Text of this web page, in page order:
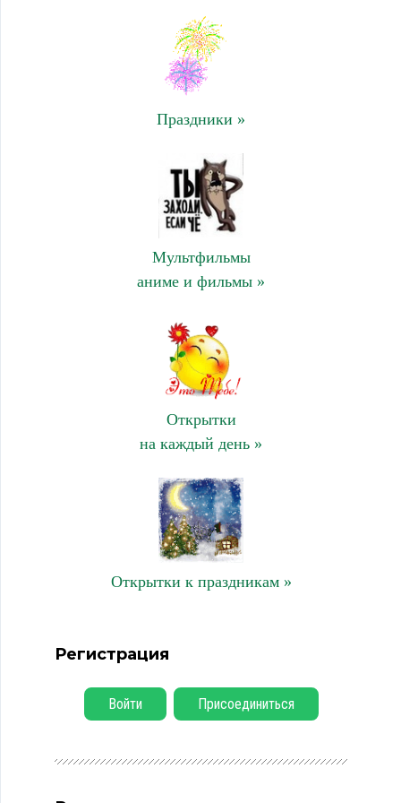
Праздники »
Мультфильмы
аниме и фильмы »
Открытки
на каждый день »
Открытки к праздникам »
Регистрация
Войти Присоединиться